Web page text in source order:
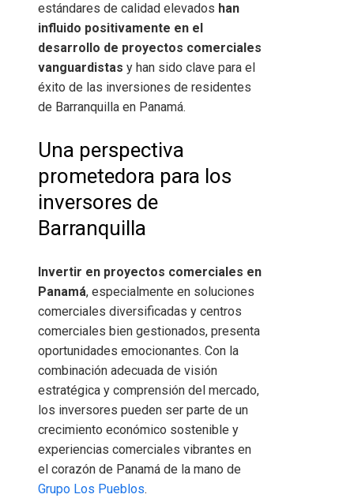
estándares de calidad elevados han
influido positivamente en el
desarrollo de proyectos comerciales
vanguardistas y han sido clave para el
éxito de las inversiones de residentes
de Barranquilla en Panamá.
Una perspectiva
prometedora para los
inversores de
Barranquilla
Invertir en proyectos comerciales en
Panamá, especialmente en soluciones
comerciales diversificadas y centros
comerciales bien gestionados, presenta
oportunidades emocionantes. Con la
combinación adecuada de visión
estratégica y comprensión del mercado,
los inversores pueden ser parte de un
crecimiento económico sostenible y
experiencias comerciales vibrantes en
el corazón de Panamá de la mano de
Grupo Los Pueblos.